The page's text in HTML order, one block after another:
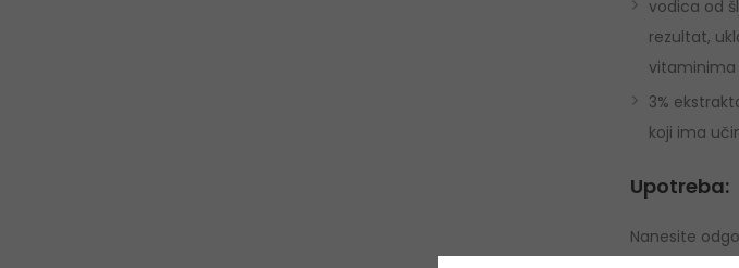
vodica od
rezultat,
vitaminima
3%
koji ima
Upotreba:
Nanesite